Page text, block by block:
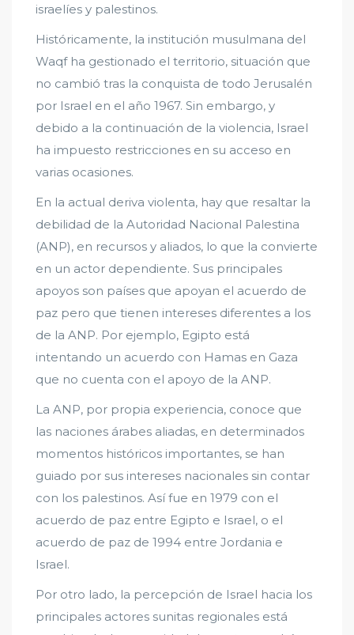
israelíes y palestinos.
Históricamente, la institución musulmana del
Waqf ha gestionado el territorio, situación que
no cambió tras la conquista de todo Jerusalén
por Israel en el año 1967. Sin embargo, y
debido a la continuación de la violencia, Israel
ha impuesto restricciones en su acceso en
varias ocasiones.
En la actual deriva violenta, hay que resaltar la
debilidad de la Autoridad Nacional Palestina
(ANP), en recursos y aliados, lo que la convierte
en un actor dependiente. Sus principales
apoyos son países que apoyan el acuerdo de
paz pero que tienen intereses diferentes a los
de la ANP. Por ejemplo, Egipto está
intentando un acuerdo con Hamas en Gaza
que no cuenta con el apoyo de la ANP.
La ANP, por propia experiencia, conoce que
las naciones árabes aliadas, en determinados
momentos históricos importantes, se han
guiado por sus intereses nacionales sin contar
con los palestinos. Así fue en 1979 con el
acuerdo de paz entre Egipto e Israel, o el
acuerdo de paz de 1994 entre Jordania e
Israel.
Por otro lado, la percepción de Israel hacia los
principales actores sunitas regionales está